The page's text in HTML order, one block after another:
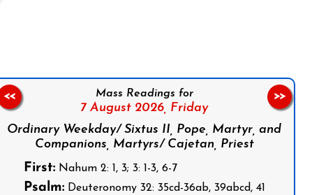
Mass Readings for
7 August 2026, Friday
Ordinary Weekday/ Sixtus II, Pope, Martyr, and
Companions, Martyrs/ Cajetan, Priest
First:Nahum 2: 1, 3; 3: 1-3, 6-7
Psalm:Deuteronomy 32: 35cd-36ab, 39abcd, 41
<< >>